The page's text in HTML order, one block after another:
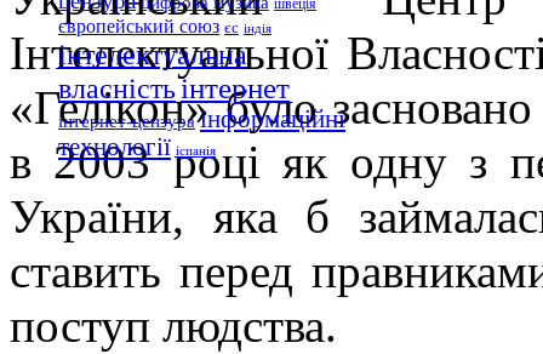
швеція
європейський союз єс індія
інтелектуальна
власністьінтернет
інтернет-цензура інформаційні
технології іспанія
Інтелектуальної
«Гелікон» було
в 2003 році як одну з
України, яка б
ставить перед
поступ людства.